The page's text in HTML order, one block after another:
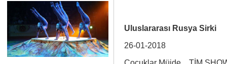
Uluslararası Rusya Sirki
26-01-2018